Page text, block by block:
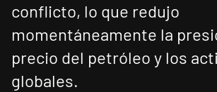
conflicto, lo que redujo
momentáneamente la
precio del petróleo y los
globales.